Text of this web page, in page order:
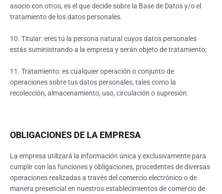
asocio con otros, es el que decide sobre la Base de Datos y/o el
tratamiento de los datos personales.
10. Titular: eres tú la persona natural cuyos datos personales
estás suministrando a la empresa y serán objeto de tratamiento;
11. Tratamiento: es cualquier operación o conjunto de
operaciones sobre tus datos personales, tales como la
recolección, almacenamiento, uso, circulación o supresión.
OBLIGACIONES DE LA EMPRESA
La empresa utilizará la información única y exclusivamente para
cumplir con las funciones y obligaciones, procedentes de diversas
operaciones realizadas a través del comercio electrónico o de
manera presencial en nuestros establecimientos de comercio de